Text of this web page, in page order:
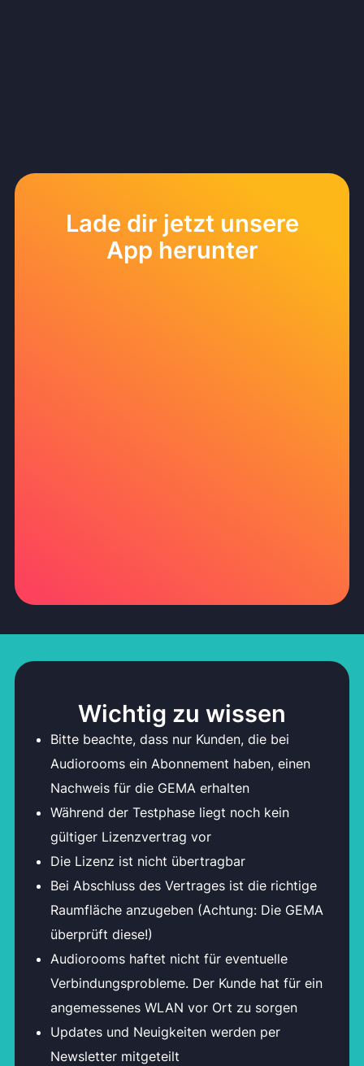
Lade dir jetzt unsere
App herunter
Wichtig zu wissen
Bitte beachte, dass nur Kunden, die bei
Audiorooms ein Abonnement haben, einen
Nachweis für die GEMA erhalten
Während der Testphase liegt noch kein
gültiger Lizenzvertrag vor
Die Lizenz ist nicht übertragbar
Bei Abschluss des Vertrages ist die richtige
Raumfläche anzugeben (Achtung: Die GEMA
überprüft diese!)
Audiorooms haftet nicht für eventuelle
Verbindungsprobleme. Der Kunde hat für ein
angemessenes WLAN vor Ort zu sorgen
Updates und Neuigkeiten werden per
Newsletter mitgeteilt